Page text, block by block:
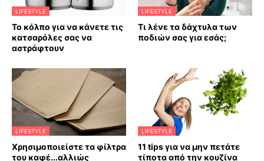
LIFESTYLE
Το κόλπο για να κάνετε τις
κατσαρόλες σας να
αστράφτουν
LIFESTYLE
Τι λένε τα δάχτυλα των
ποδιών σας για εσάς;
LIFESTYLE
Χρησιμοποιείστε τα φίλτρα
του καφέ...αλλιώς
LIFESTYLE
11 tips για να μην πετάτε
τίποτα από την κουζίνα